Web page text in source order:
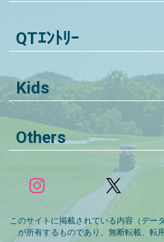
QTｴﾝﾄﾘｰ
Kids
Others
このサイトに掲載されている内容（デー
が所有するものであり、無断転載、転